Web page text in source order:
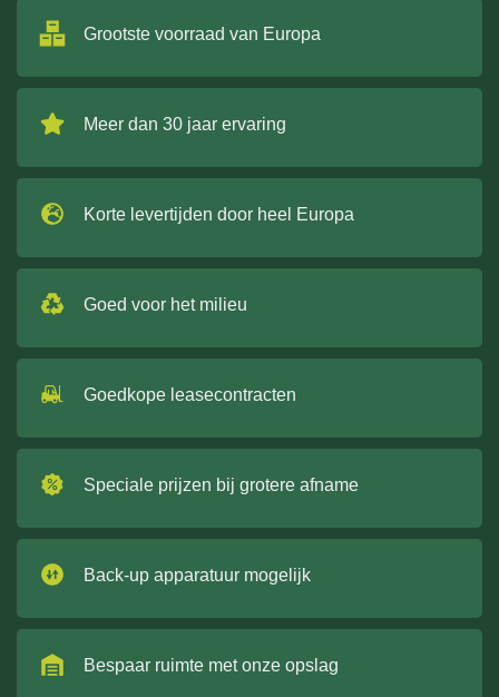
Grootste voorraad van Europa
Meer dan 30 jaar ervaring
Korte levertijden door heel Europa
Goed voor het milieu
Goedkope leasecontracten
Speciale prijzen bij grotere afname
Back-up apparatuur mogelijk
Bespaar ruimte met onze opslag